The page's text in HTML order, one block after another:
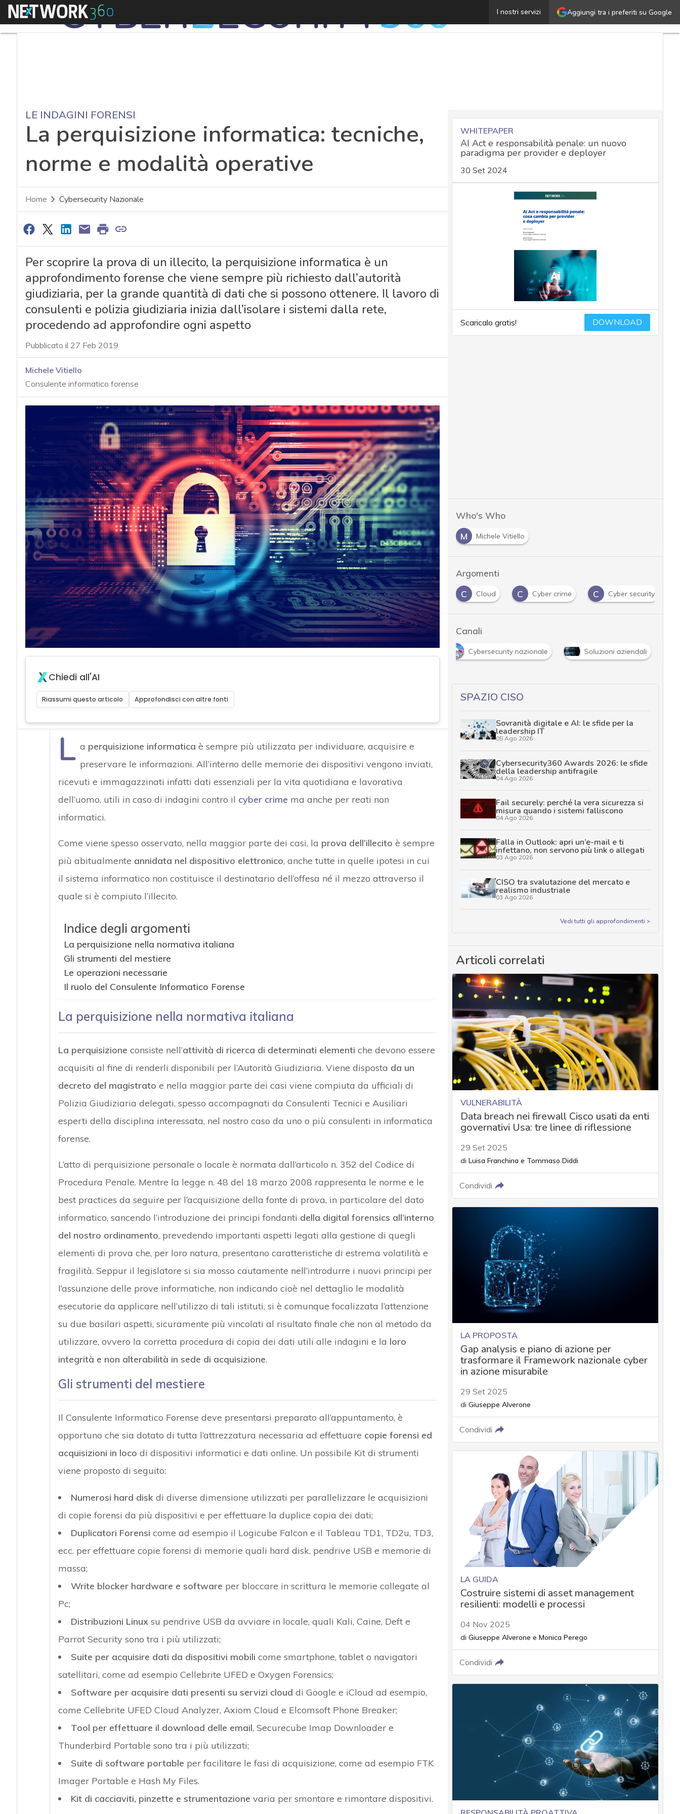
Aggiungi tra i preferiti su Google
I nostri servizi
Menu La perquisizione informatica: tecniche, norme e
LE INDAGINI FORENSI
La perquisizione informatica: tecniche,
norme e modalità operative
Home Cybersecurity Nazionale
Per scoprire la prova di un illecito, la perquisizione informatica è un
approfondimento forense che viene sempre più richiesto dall’autorità
giudiziaria, per la grande quantità di dati che si possono ottenere. Il lavoro di
consulenti e polizia giudiziaria inizia dall’isolare i sistemi dalla rete,
procedendo ad approfondire ogni aspetto
Pubblicato il 27 Feb 2019
Michele Vitiello
Consulente informatico forense
Chiedi all'AI
Riassumi questo articolo Approfondisci con altre fonti
L a perquisizione informatica è sempre più utilizzata per individuare, acquisire e
preservare le informazioni. All’interno delle memorie dei dispositivi vengono inviati,
ricevuti e immagazzinati infatti dati essenziali per la vita quotidiana e lavorativa
dell’uomo, utili in caso di indagini contro il cyber crime ma anche per reati non
informatici.
Come viene spesso osservato, nella maggior parte dei casi, la prova dell’illecito è sempre
più abitualmente annidata nel dispositivo elettronico, anche tutte in quelle ipotesi in cui
il sistema informatico non costituisce il destinatario dell’offesa né il mezzo attraverso il
quale si è compiuto l’illecito.
Indice degli argomenti
La perquisizione nella normativa italiana
Gli strumenti del mestiere
Le operazioni necessarie
Il ruolo del Consulente Informatico Forense
La perquisizione nella normativa italiana
La perquisizione consiste nell’attività di ricerca di determinati elementi che devono essere
acquisiti al fine di renderli disponibili per l’Autorità Giudiziaria. Viene disposta da un
decreto del magistrato e nella maggior parte dei casi viene compiuta da ufficiali di
Polizia Giudiziaria delegati, spesso accompagnati da Consulenti Tecnici e Ausiliari
esperti della disciplina interessata, nel nostro caso da uno o più consulenti in informatica
forense.
L’atto di perquisizione personale o locale è normata dall’articolo n. 352 del Codice di
Procedura Penale. Mentre la legge n. 48 del 18 marzo 2008 rappresenta le norme e le
best practices da seguire per l’acquisizione della fonte di prova, in particolare del dato
informatico, sancendo l’introduzione dei principi fondanti della digital forensics all’interno
del nostro ordinamento, prevedendo importanti aspetti legati alla gestione di quegli
elementi di prova che, per loro natura, presentano caratteristiche di estrema volatilità e
fragilità. Seppur il legislatore si sia mosso cautamente nell’introdurre i nuovi principi per
l’assunzione delle prove informatiche, non indicando cioè nel dettaglio le modalità
esecutorie da applicare nell’utilizzo di tali istituti, si è comunque focalizzata l’attenzione
su due basilari aspetti, sicuramente più vincolati al risultato finale che non al metodo da
utilizzare, ovvero la corretta procedura di copia dei dati utili alle indagini e la loro
integrità e non alterabilità in sede di acquisizione.
Gli strumenti del mestiere
Il Consulente Informatico Forense deve presentarsi preparato all’appuntamento, è
opportuno che sia dotato di tutta l’attrezzatura necessaria ad effettuare copie forensi ed
acquisizioni in loco di dispositivi informatici e dati online. Un possibile Kit di strumenti
viene proposto di seguito:
Numerosi hard diskdi diverse dimensione utilizzati per parallelizzare le acquisizioni
di copie forensi da più dispositivi e per effettuare la duplice copia dei dati;
Duplicatori Forensi come ad esempio il Logicube Falcon e il Tableau TD1, TD2u, TD3,
ecc. per effettuare copie forensi di memorie quali hard disk, pendrive USB e memorie di
massa;
Write blocker hardware e software per bloccare in scrittura le memorie collegate al
Pc;
Distribuzioni Linuxsu pendrive USB da avviare in locale, quali Kali, Caine, Deft e
Parrot Security sono tra i più utilizzati;
Suite per acquisire dati da dispositivi mobili come smartphone, tablet o navigatori
satellitari, come ad esempio Cellebrite UFED e Oxygen Forensics;
Software per acquisire dati presenti su servizi cloud di Google e iCloud ad esempio,
come Cellebrite UFED Cloud Analyzer, Axiom Cloud e Elcomsoft Phone Breaker;
Tool per effettuare il download delle email, Securecube Imap Downloader e
Thunderbird Portable sono tra i più utilizzati;
Suite di software portable per facilitare le fasi di acquisizione, come ad esempio FTK
Imager Portable e Hash My Files.
Kit di cacciaviti, pinzette e strumentazione varia per smontare e rimontare dispositivi.
WHITEPAPER
AI Act e responsabilità penale: un nuovo
paradigma per provider e deployer
30 Set 2024
Scaricalo gratis! DOWNLOAD
Who's Who
M
Michele Vitiello
Argomenti
B
Backup C Cloud C Cyber crime C Cyber security
Canali
Cybersecurity nazionale Soluzioni aziendali
SPAZIO CISO
Sovranità digitale e AI: le sfide per la
leadership IT
05 Ago 2026
Cybersecurity360 Awards 2026: le sfide
della leadership antifragile
04 Ago 2026
Fail securely: perché la vera sicurezza si
misura quando i sistemi falliscono
04 Ago 2026
Falla in Outlook: apri un’e-mail e ti
infettano, non servono più link o allegati
03 Ago 2026
CISO tra svalutazione del mercato e
realismo industriale
03 Ago 2026
Vedi tutti gli approfondimenti >
Articoli correlati
VULNERABILITÀ
Data breach nei firewall Cisco usati da enti
governativi Usa: tre linee di riflessione
29 Set 2025
di Luisa Franchina e Tommaso Diddi
Condividi
LA PROPOSTA
Gap analysis e piano di azione per
trasformare il Framework nazionale cyber
in azione misurabile
29 Set 2025
di Giuseppe Alverone
Condividi
LA GUIDA
Costruire sistemi di asset management
resilienti: modelli e processi
04 Nov 2025
di Giuseppe Alverone e Monica Perego
Condividi